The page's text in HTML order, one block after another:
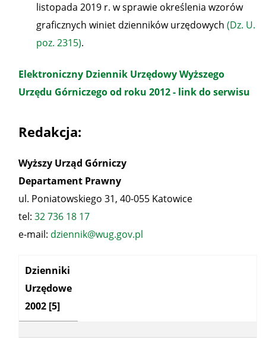
listopada 2019 r. w sprawie określenia wzorów
graficznych winiet dzienników urzędowych (Dz. U.
poz. 2315).
Elektroniczny Dziennik Urzędowy Wyższego
Urzędu Górniczego od roku 2012 - link do serwisu
Redakcja:
Wyższy Urząd Górniczy
Departament Prawny
ul. Poniatowskiego 31, 40-055 Katowice
tel: 32 736 18 17
e-mail: dziennik@wug.gov.pl
Kategoria:
Dzienniki
Urzędowe
2002 [5]